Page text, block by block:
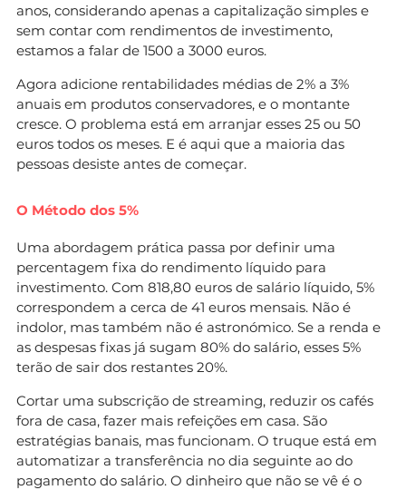
anos, considerando apenas a capitalização simples e
sem contar com rendimentos de investimento,
estamos a falar de 1500 a 3000 euros.
Agora adicione rentabilidades médias de 2% a 3%
anuais em produtos conservadores, e o montante
cresce. O problema está em arranjar esses 25 ou 50
euros todos os meses. E é aqui que a maioria das
pessoas desiste antes de começar.
O Método dos 5%
Uma abordagem prática passa por definir uma
percentagem fixa do rendimento líquido para
investimento. Com 818,80 euros de salário líquido, 5%
correspondem a cerca de 41 euros mensais. Não é
indolor, mas também não é astronómico. Se a renda e
as despesas fixas já sugam 80% do salário, esses 5%
terão de sair dos restantes 20%.
Cortar uma subscrição de streaming, reduzir os cafés
fora de casa, fazer mais refeições em casa. São
estratégias banais, mas funcionam. O truque está em
automatizar a transferência no dia seguinte ao do
pagamento do salário. O dinheiro que não se vê é o